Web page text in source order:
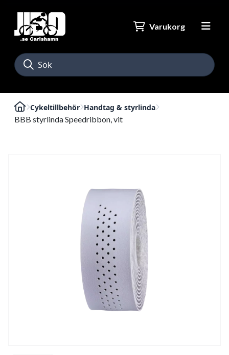
Varukorg
Cykeltillbehör Handtag & styrlinda
BBB styrlinda Speedribbon, vit